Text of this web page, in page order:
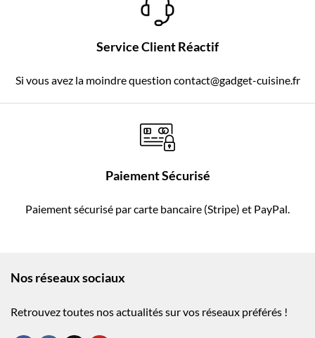
Service Client Réactif
Si vous avez la moindre question contact@gadget-cuisine.fr
Paiement Sécurisé
Paiement sécurisé par carte bancaire (Stripe) et PayPal.
Nos réseaux sociaux
Retrouvez toutes nos actualités sur vos réseaux préférés !